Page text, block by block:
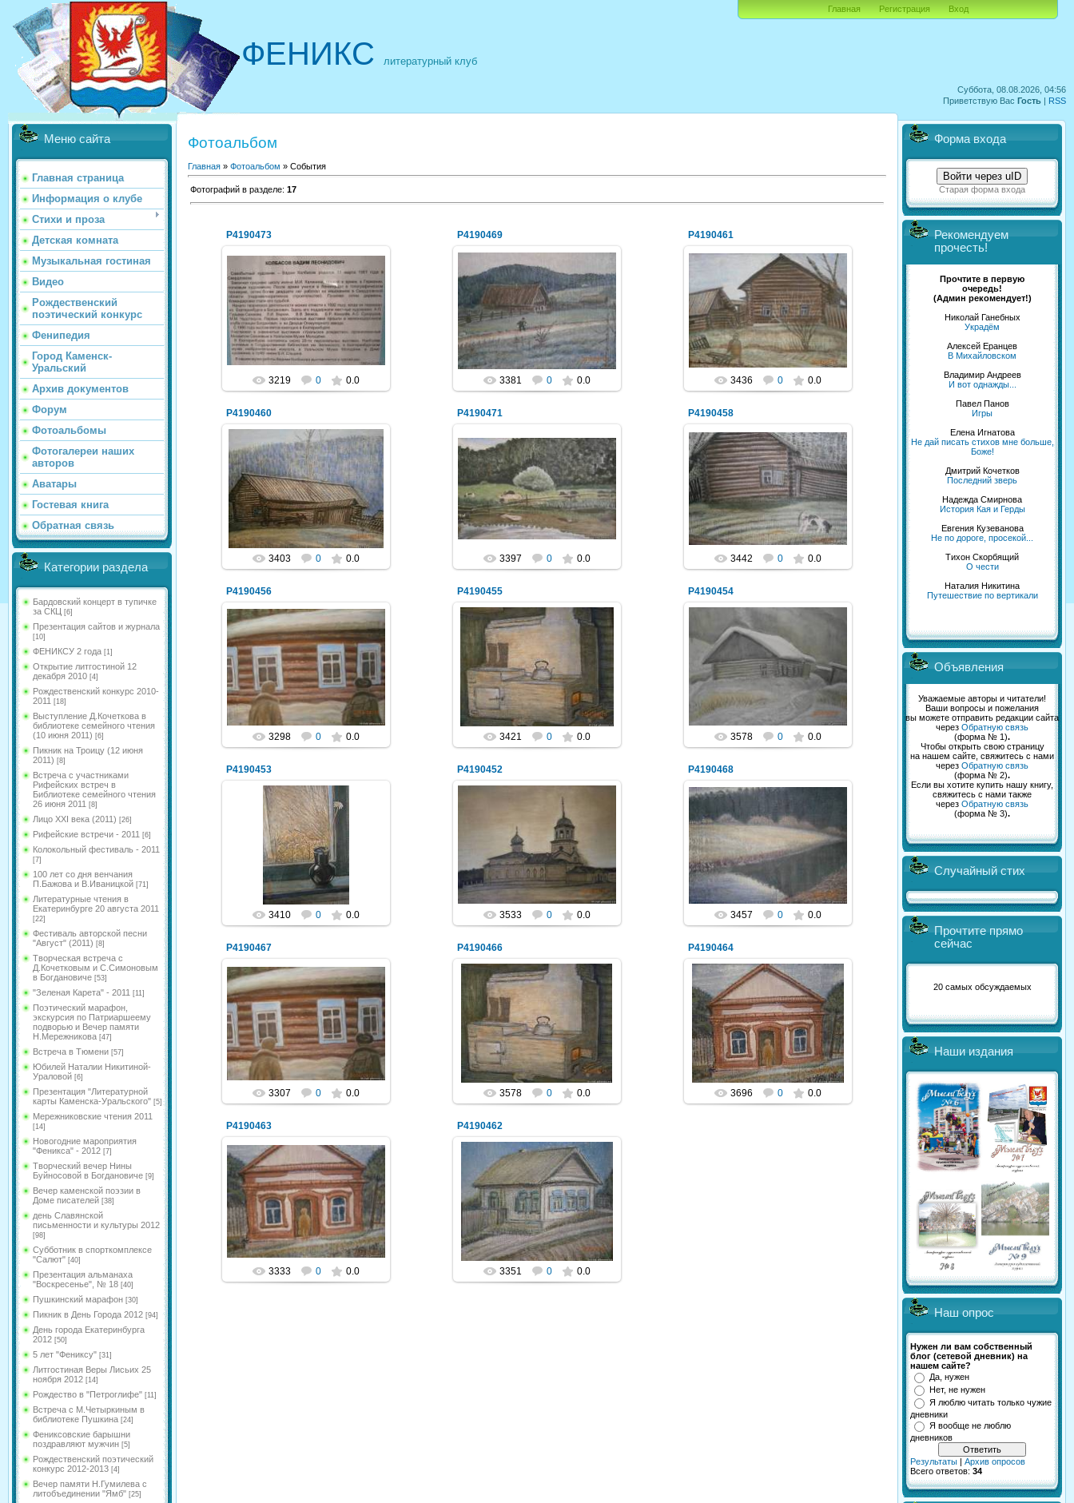
Суббота, 08.08.2026, 04:56
Приветствую Вас Гость | RSS
ФЕНИКС литературный клуб
Главная Регистрация Вход
Меню сайта
Главная страница
Информация о клубе
Стихи и проза
Детская комната
Музыкальная гостиная
Видео
Рождественский
поэтический конкурс
Фенипедия
Город Каменск-
Уральский
Архив документов
Форум
Фотоальбомы
Фотогалереи наших
авторов
Аватары
Гостевая книга
Обратная связь
Категории раздела
Бардовский концерт в тупичке
за СКЦ [6]
Презентация сайтов и журнала
[10]
ФЕНИКСУ 2 года [1]
Открытие литгостиной 12
декабря 2010 [4]
Рождественский конкурс 2010-
2011 [18]
Выступление Д.Кочеткова в
библиотеке семейного чтения
(10 июня 2011) [6]
Пикник на Троицу (12 июня
2011) [8]
Встреча с участниками
Рифейских встреч в
Библиотеке семейного чтения
26 июня 2011 [8]
Лицо XXI века (2011) [26]
Рифейские встречи - 2011 [6]
Колокольный фестиваль - 2011
[7]
100 лет со дня венчания
П.Бажова и В.Иваницкой [71]
Литературные чтения в
Екатеринбурге 20 августа 2011
[22]
Фестиваль авторской песни
"Август" (2011) [8]
Творческая встреча с
Д.Кочетковым и С.Симоновым
в Богдановиче [53]
"Зеленая Карета" - 2011 [11]
Поэтический марафон,
экскурсия по Патриаршеему
подворью и Вечер памяти
Н.Мережникова [47]
Встреча в Тюмени [57]
Юбилей Наталии Никитиной-
Ураловой [6]
Презентация "Литературной
карты Каменска-Уральского" [5]
Мережниковские чтения 2011
[14]
Новогодние мароприятия
"Феникса" - 2012 [7]
Творческий вечер Нины
Буйносовой в Богдановиче [9]
Вечер каменской поэзии в
Доме писателей [38]
день Славянской
письменности и культуры 2012
[98]
Субботник в спорткомплексе
"Салют" [40]
Презентация альманаха
"Воскресенье", № 18 [40]
Пушкинский марафон [30]
Пикник в День Города 2012 [94]
День города Екатеринбурга
2012 [50]
5 лет "Фениксу" [31]
Литгостиная Веры Лисьих 25
ноября 2012 [14]
Рождество в "Петроглифе" [11]
Встреча с М.Четыркиным в
библиотеке Пушкина [24]
Фениксовские барышни
поздравляют мужчин [5]
Рождественский поэтический
конкурс 2012-2013 [4]
Вечер памяти Н.Гумилева с
литобъединении "Ямб" [25]
Фотоальбом
Главная » Фотоальбом » События
Фотографий в разделе: 17
P4190473
03.05.2014
NeXaker
3219 0 0.0
P4190469
03.05.2014
NeXaker
3381 0 0.0
P4190461
03.05.2014
NeXaker
3436 0 0.0
P4190460
03.05.2014
NeXaker
3403 0 0.0
P4190471
03.05.2014
NeXaker
3397 0 0.0
P4190458
03.05.2014
NeXaker
3442 0 0.0
P4190456
03.05.2014
NeXaker
3298 0 0.0
P4190455
03.05.2014
NeXaker
3421 0 0.0
P4190454
03.05.2014
NeXaker
3578 0 0.0
P4190453
03.05.2014
NeXaker
3410 0 0.0
P4190452
03.05.2014
NeXaker
3533 0 0.0
P4190468
NeXaker
3457 0 0.0
P4190467
03.05.2014
NeXaker
3307 0 0.0
P4190466
03.05.2014
NeXaker
3578 0 0.0
P4190464
03.05.2014
NeXaker
3696 0 0.0
P4190463
03.05.2014
NeXaker
3333 0 0.0
P4190462
03.05.2014
NeXaker
3351 0 0.0
Форма входа
Войти через uID
Старая форма входа
Рекомендуем
прочесть!
Прочтите в первую
очередь!
(Админ рекомендует!)
Николай Ганебных
Украдём
Алексей Еранцев
В Михайловском
Владимир Андреев
И вот однажды...
Павел Панов
Игры
Елена Игнатова
Не дай писать стихов мне больше,
Боже!
Дмитрий Кочетков
Последний зверь
Надежда Смирнова
История Кая и Герды
Евгения Кузеванова
Не по дороге, просекой...
Тихон Скорбящий
О чести
Наталия Никитина
Путешествие по вертикали
Объявления
Уважаемые авторы и читатели!
Ваши вопросы и пожелания
вы можете отправить редакции сайта
через Обратную связь
(форма № 1).
Чтобы открыть свою страницу
на нашем сайте, свяжитесь с нами
через Обратную связь
(форма № 2).
Если вы хотите купить нашу книгу,
свяжитесь с нами также
через Обратную связь
(форма № 3).
Случайный стих
Прочтите прямо
сейчас
20 самых обсуждаемых
Наши издания
Наш опрос
Нужен ли вам собственный
блог (сетевой дневник) на
нашем сайте?
Да, нужен
Нет, не нужен
Я люблю читать только чужие
дневники
Я вообще не люблю
дневников
Результаты
Архив опросов
Всего ответов: 34